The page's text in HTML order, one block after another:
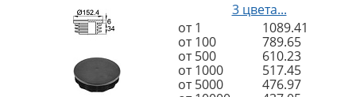
3 цвета...
от 1
1089.41
от 100
789.65
от 500
610.23
от 1000
517.45
от 5000
476.97